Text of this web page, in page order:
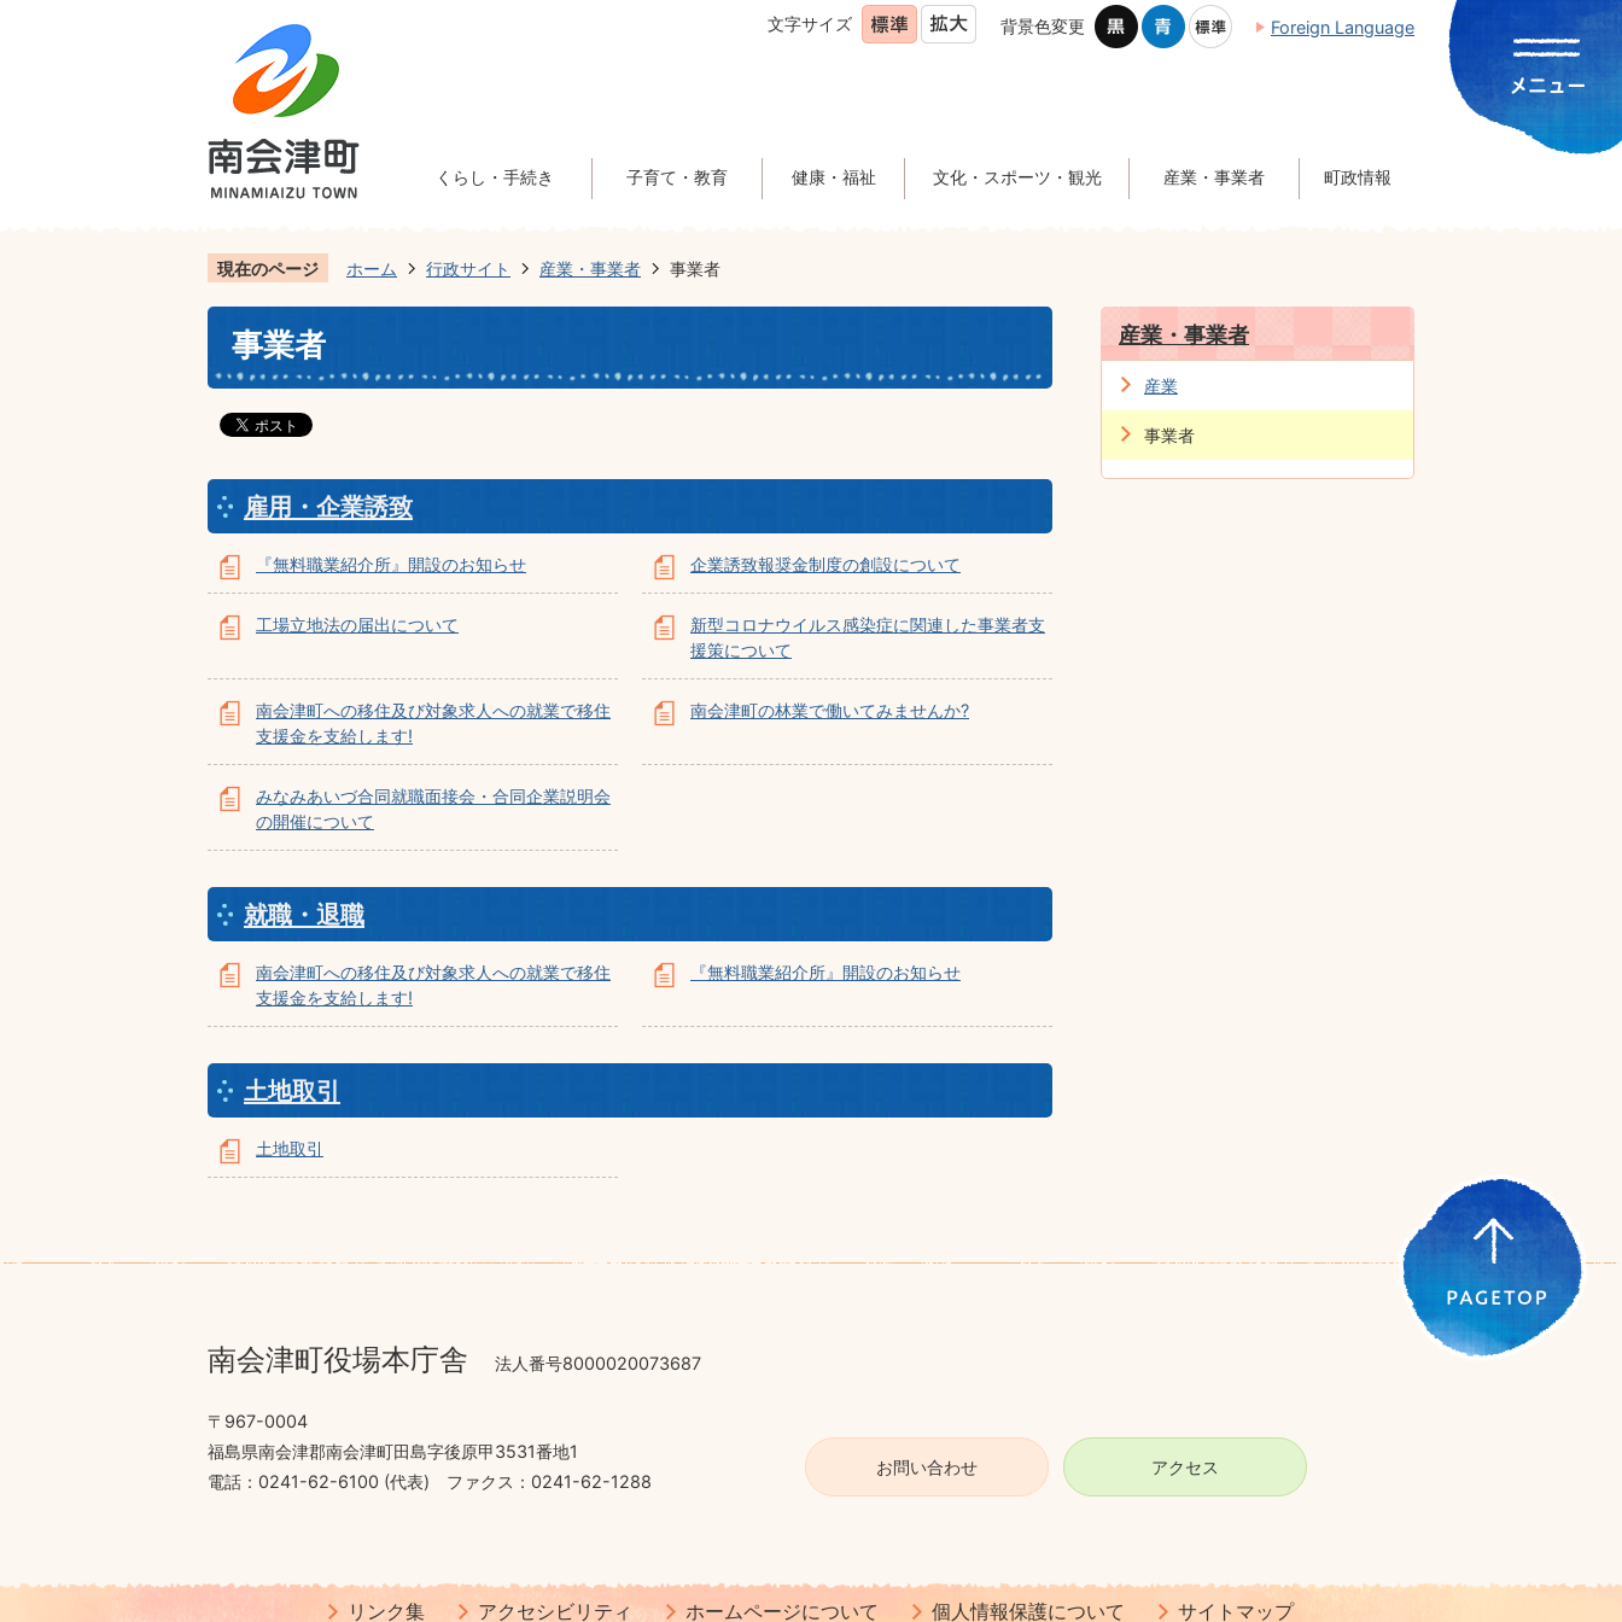
文字サイズ 背景色変更 Foreign Language
くらし・手続き 子育て・教育 健康・福祉 文化・スポーツ・観光 産業・事業者 町政情報
現在のページ ホーム 行政サイト 産業・事業者 事業者
事業者
雇用・企業誘致
『無料職業紹介所』開設のお知らせ 企業誘致報奨金制度の創設について
工場立地法の届出について
新型コロナウイルス感染症に関連した事業者支
援策について
南会津町への移住及び対象求人への就業で移住
支援金を支給します!
南会津町の林業で働いてみませんか?
みなみあいづ合同就職面接会・合同企業説明会
の開催について
就職・退職
南会津町への移住及び対象求人への就業で移住
支援金を支給します!
『無料職業紹介所』開設のお知らせ
土地取引
土地取引
産業・事業者
産業
事業者
南会津町役場本庁舎 法人番号8000020073687
〒967-0004
福島県南会津郡南会津町田島字後原甲3531番地1
電話：0241-62-6100 (代表) ファクス：0241-62-1288
お問い合わせ アクセス
リンク集 アクセシビリティ ホームページについて 個人情報保護について サイトマップ